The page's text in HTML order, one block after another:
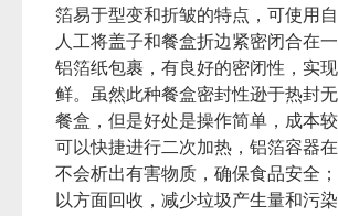
箔易于型变和折皱的特点，可使用
人工将盖子和餐盒折边紧密闭合在
铝箔纸包裹，有良好的密闭性，实
鲜。虽然此种餐盒密封性逊于热封
餐盒，但是好处是操作简单，成本
可以快捷进行二次加热，铝箔容器
不会析出有害物质，确保食品安全；
以方面回收，减少垃圾产生量和污